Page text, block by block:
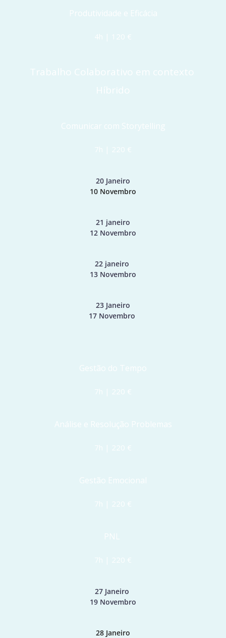
Produtividade e Eficácia
4h | 120 €
Trabalho Colaborativo em contexto
Híbrido
Comunicar com Storytelling
7h | 220 €
20 Janeiro
10 Novembro
21 janeiro
12 Novembro
22 janeiro
13 Novembro
23 Janeiro
17 Novembro
Gestão do Tempo
7h | 220 €
Análise e Resolução Problemas
7h | 220 €
Gestão Emocional
7h | 220 €
PNL
7h | 220 €
27 Janeiro
19 Novembro
28 Janeiro